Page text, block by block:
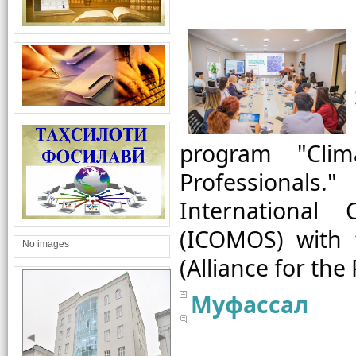
No images
program
International
(ICOMOS)
Муфассал